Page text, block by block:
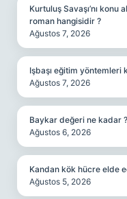
Kurtuluş Savaşı’nı konu
roman hangisidir ?
Ağustos 7, 2026
Işbaşı eğitim yöntemleri
Ağustos 7, 2026
Baykar değeri ne kadar ?
Ağustos 6, 2026
Kandan kök hücre elde
Ağustos 5, 2026